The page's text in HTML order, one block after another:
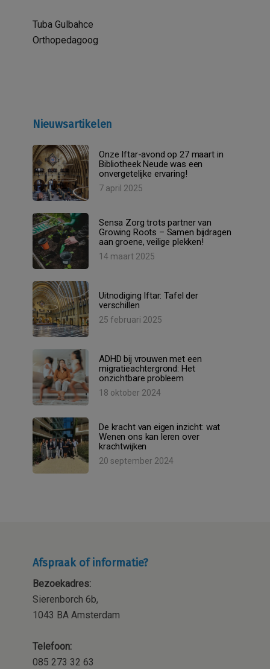
Tuba Gulbahce
Orthopedagoog
Nieuwsartikelen
Onze Iftar-avond op 27 maart in
Bibliotheek Neude was een
onvergetelijke ervaring!
7 april 2025
Sensa Zorg trots partner van
Growing Roots – Samen bijdragen
aan groene, veilige plekken!
14 maart 2025
Uitnodiging Iftar: Tafel der
verschillen
25 februari 2025
ADHD bij vrouwen met een
migratieachtergrond: Het
onzichtbare probleem
18 oktober 2024
De kracht van eigen inzicht: wat
Wenen ons kan leren over
krachtwijken
20 september 2024
Afspraak of informatie?
Bezoekadres:
Sierenborch 6b,
1043 BA Amsterdam
Telefoon:
085 273 32 63